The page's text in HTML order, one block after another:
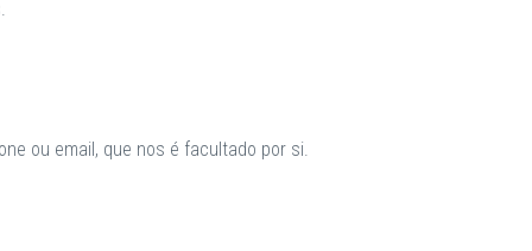
ou email, que nos é facultado por si.